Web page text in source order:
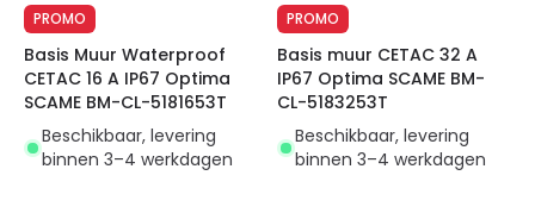
PROMO
Basis Muur Waterproof
CETAC 16 A IP67 Optima
SCAME BM-CL-5181653T
Beschikbaar, levering
binnen 3–4 werkdagen
PROMO
Basis muur CETAC 32 A
IP67 Optima SCAME BM-
CL-5183253T
Beschikbaar, levering
binnen 3–4 werkdagen